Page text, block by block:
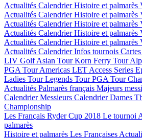
Actualités CalendrierHistoire et palmarès
Actualités CalendrierHistoire et palmarès
Actualités CalendrierHistoire et palmarès
Actualités CalendrierHistoire et palmarès
Actualités CalendrierHistoire et palmarès
Actualités CalendrierInfos tournois
LIV GolfAsian TourKorn Ferry Tour
PGA Tour Americas LET Access Series
Ladies TourLegends TourPGA Tour
Actualités Palmarès français Majeurs
Calendrier Messieurs Calendrier Dames
Championship
Les Français Ryder Cup 2018 Le tournoi
palmarès
Histoire et palmarès Les Françaises